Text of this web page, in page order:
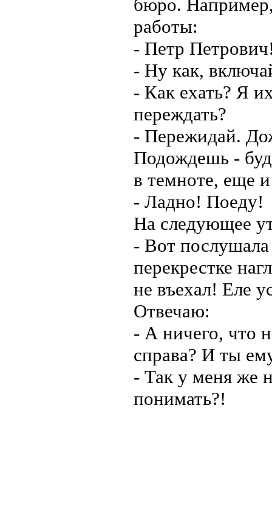
бюро.
работы:
- Петр
- Ну как,
- Как ехать? Я
переждать?
- Пережидай.
Подождешь -
в темноте, еще
- Ладно! Поеду!
На следующее
- Вот
перекрестке
не въехал! Еле
Отвечаю:
- А ничего, что
справа? И ты
- Так у меня же
понимать?!